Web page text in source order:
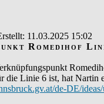
11.03.2025 15:02
Romedihof
die Linie 6 ist, hat Nartin
de-DE/